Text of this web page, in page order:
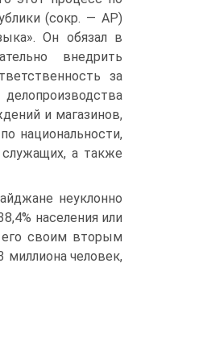
(сокр. — АР)
Он обязал в
внедрить
за
и магазинов,
национальности,
а также
неуклонно
населения или
его своим вторым
миллиона человек,